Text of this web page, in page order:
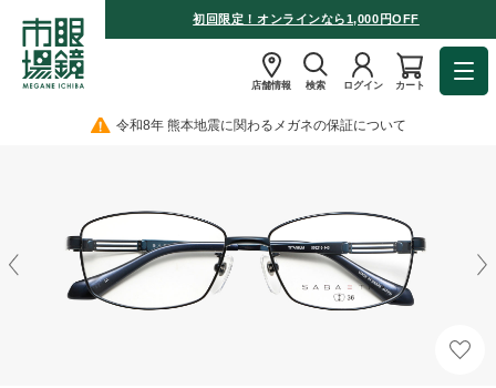
初回限定！オンラインなら1,000円OFF
店舗情報 検索 ログイン カート
令和8年 熊本地震に関わるメガネの保証について